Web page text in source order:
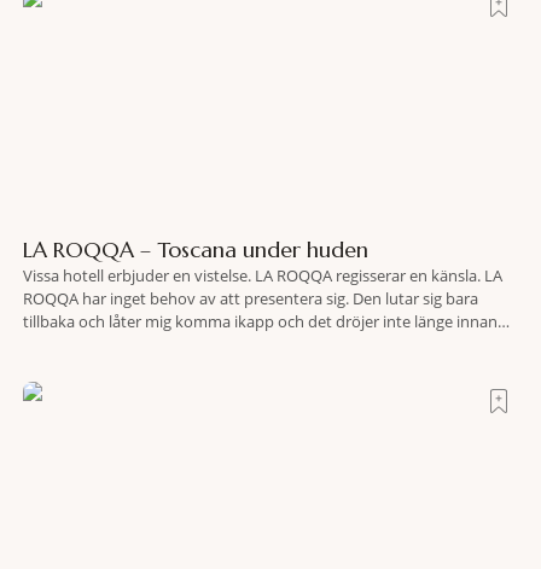
LA ROQQA – Toscana under huden
Vissa hotell erbjuder en vistelse. LA ROQQA regisserar en känsla. LA
ROQQA har inget behov av att presentera sig. Den lutar sig bara
tillbaka och låter mig komma ikapp och det dröjer inte länge innan